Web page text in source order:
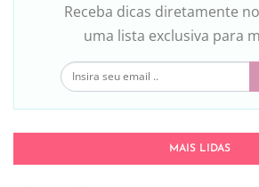
Receba dicas diretamente
uma lista exclusiva para
MAIS LIDAS